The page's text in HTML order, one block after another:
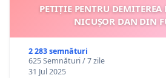
PETIȚIE PENTRU DEMITEREA
NICUȘOR DAN DIN
2 283 semnături
625 Semnături / 7 zile
31 Jul 2025